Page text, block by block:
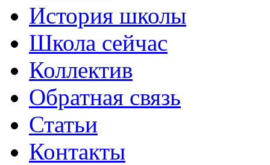
История школы
Школа сейчас
Коллектив
Обратная связь
Статьи
Контакты